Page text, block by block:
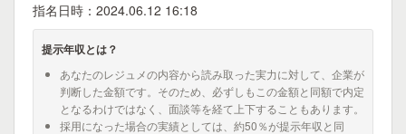
指名日時：2024.06.12 16:18
提示年収とは？
あなたのレジュメの内容から読み取った実力に対して、企業が
判断した金額です。そのため、必ずしもこの金額と同額で内定
となるわけではなく、面談等を経て上下することもあります。
採用になった場合の実績としては、約50％が提示年収と同